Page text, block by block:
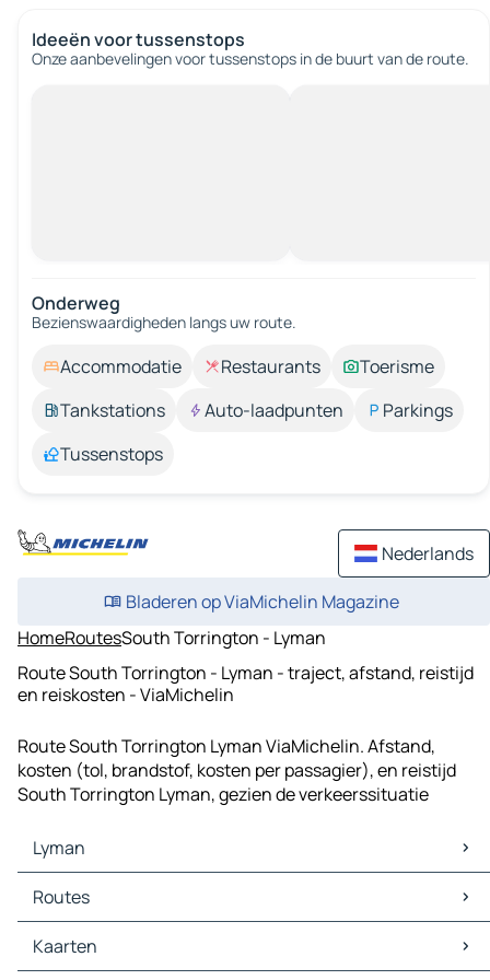
Ideeën voor tussenstops
Onze aanbevelingen voor tussenstops in de buurt van de route.
Onderweg
Bezienswaardigheden langs uw route.
Accommodatie Restaurants
Toerisme
Tankstations
Auto-laadpunten
Parkings
Tussenstops
Nederlands
Bladeren op ViaMichelin Magazine
HomeRoutesSouth Torrington - Lyman
Route South Torrington - Lyman - traject, afstand, reistijd
en reiskosten - ViaMichelin
Route South Torrington Lyman ViaMichelin. Afstand,
kosten (tol, brandstof, kosten per passagier), en reistijd
South Torrington Lyman, gezien de verkeerssituatie
Lyman
Lyman Kaarten
Lyman Verkeer
Lyman Hotels
Lyman Restaurants
Routes
Routes Lyman - Morrill
Routes Lyman - Mitchell
Kaarten